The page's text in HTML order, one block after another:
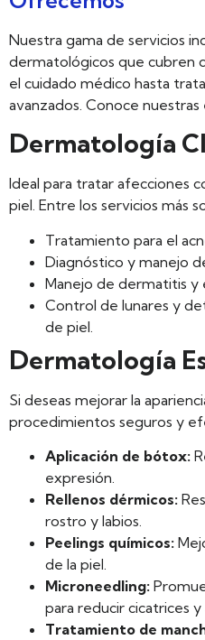
Nuestra gama de servicios
dermatológicos que cubren
el cuidado médico hasta
avanzados. Conoce nuestras
Dermatología
Ideal para tratar afecciones
piel. Entre los servicios más
Tratamiento para el
Diagnóstico y manejo
Manejo de dermatitis y
Control de lunares y
de piel.
Dermatología
Si deseas mejorar la
procedimientos seguros y
Aplicación de bótox:
expresión.
Rellenos dérmicos:
rostro y labios.
Peelings químicos:
de la piel.
Microneedling:
para reducir cicatrices y
Tratamiento de